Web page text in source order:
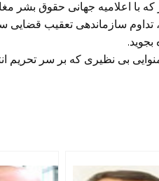
با اعلامیه جهانی حقوق بشر
تداوم سازماندهی تعقیب
بی نظیری که بر سر تحریم